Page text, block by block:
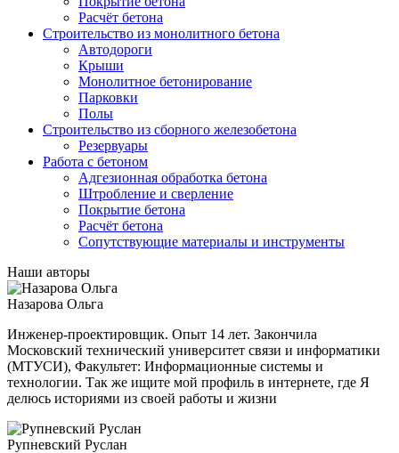
Расчёт бетона
Строительство из монолитного бетона
Автодороги
Крыши
Монолитное бетонирование
Парковки
Полы
Строительство из сборного железобетона
Резервуары
Работа с бетоном
Адгезионная обработка бетона
Штробление и сверление
Покрытие бетона
Расчёт бетона
Сопутствующие материалы и инструменты
Наши авторы
Назарова Ольга
Инженер-проектировщик. Опыт 14 лет. Закончила
Московский технический университет связи и информатики
(МТУСИ), Факультет: Информационные системы и
технологии. Так же ищите мой профиль в интернете, где Я
делюсь историями из своей работы и жизни
Рупневский Руслан